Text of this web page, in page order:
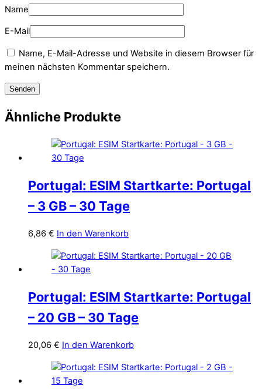
Name
E-Mail
Name, E-Mail-Adresse und Website in diesem Browser für
meinen nächsten Kommentar speichern.
Ähnliche Produkte
Portugal: ESIM Startkarte: Portugal
– 3 GB – 30 Tage
6,86 € In den Warenkorb
Portugal: ESIM Startkarte: Portugal
– 20 GB – 30 Tage
20,06 € In den Warenkorb